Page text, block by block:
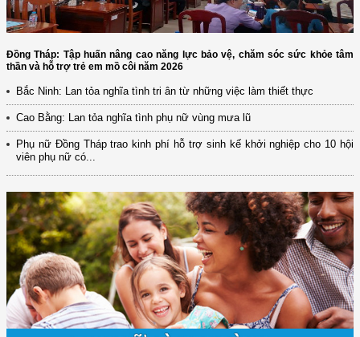
Đồng Tháp: Tập huấn nâng cao năng lực bảo vệ, chăm sóc sức khỏe tâm
thần và hỗ trợ trẻ em mồ côi năm 2026
Bắc Ninh: Lan tỏa nghĩa tình tri ân từ những việc làm thiết thực
Cao Bằng: Lan tỏa nghĩa tình phụ nữ vùng mưa lũ
Phụ nữ Đồng Tháp trao kinh phí hỗ trợ sinh kế khởi nghiệp cho 10 hội
viên phụ nữ có...